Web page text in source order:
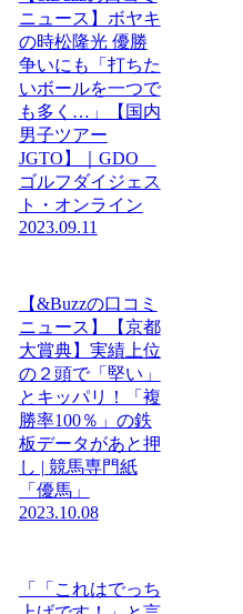
ニュース】ボヤキ
の時松隆光 優勝
争いにも「打ちた
いボールを一つで
も多く…」【国内
男子ツアー
JGTO】｜GDO
ゴルフダイジェス
ト・オンライン
2023.09.11
【&Buzzの口コミ
ニュース】【京都
大賞典】実績上位
の２頭で「堅い」
とキッパリ！「複
勝率100％」の鉄
板データがあと押
し | 競馬専門紙
「優馬」
2023.10.08
「「これはでっち